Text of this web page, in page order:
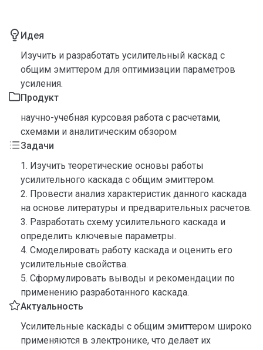
Идея
Изучить и разработать усилительный каскад с
общим эмиттером для оптимизации параметров
усиления.
Продукт
научно-учебная курсовая работа с расчетами,
схемами и аналитическим обзором
Задачи
1. Изучить теоретические основы работы
усилительного каскада с общим эмиттером.
2. Провести анализ характеристик данного каскада
на основе литературы и предварительных расчетов.
3. Разработать схему усилительного каскада и
определить ключевые параметры.
4. Смоделировать работу каскада и оценить его
усилительные свойства.
5. Сформулировать выводы и рекомендации по
применению разработанного каскада.
Актуальность
Усилительные каскады с общим эмиттером широко
применяются в электронике, что делает их